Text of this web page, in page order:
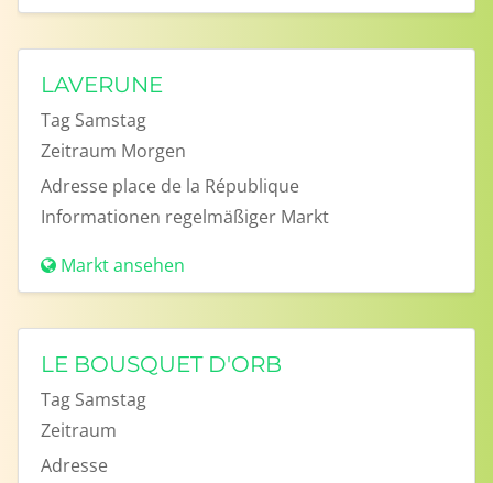
LAVERUNE
Tag Samstag
Zeitraum Morgen
Adresse place de la République
Informationen regelmäßiger Markt
Markt ansehen
LE BOUSQUET D'ORB
Tag Samstag
Zeitraum
Adresse